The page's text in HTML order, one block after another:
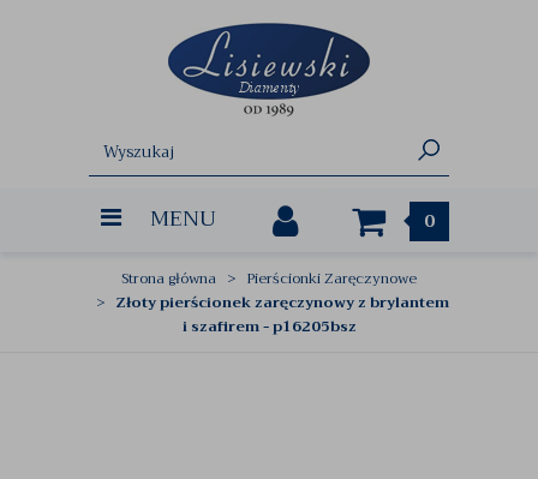
MENU 0
Strona główna
Pierścionki Zaręczynowe
Złoty pierścionek zaręczynowy z brylantem
i szafirem - p16205bsz